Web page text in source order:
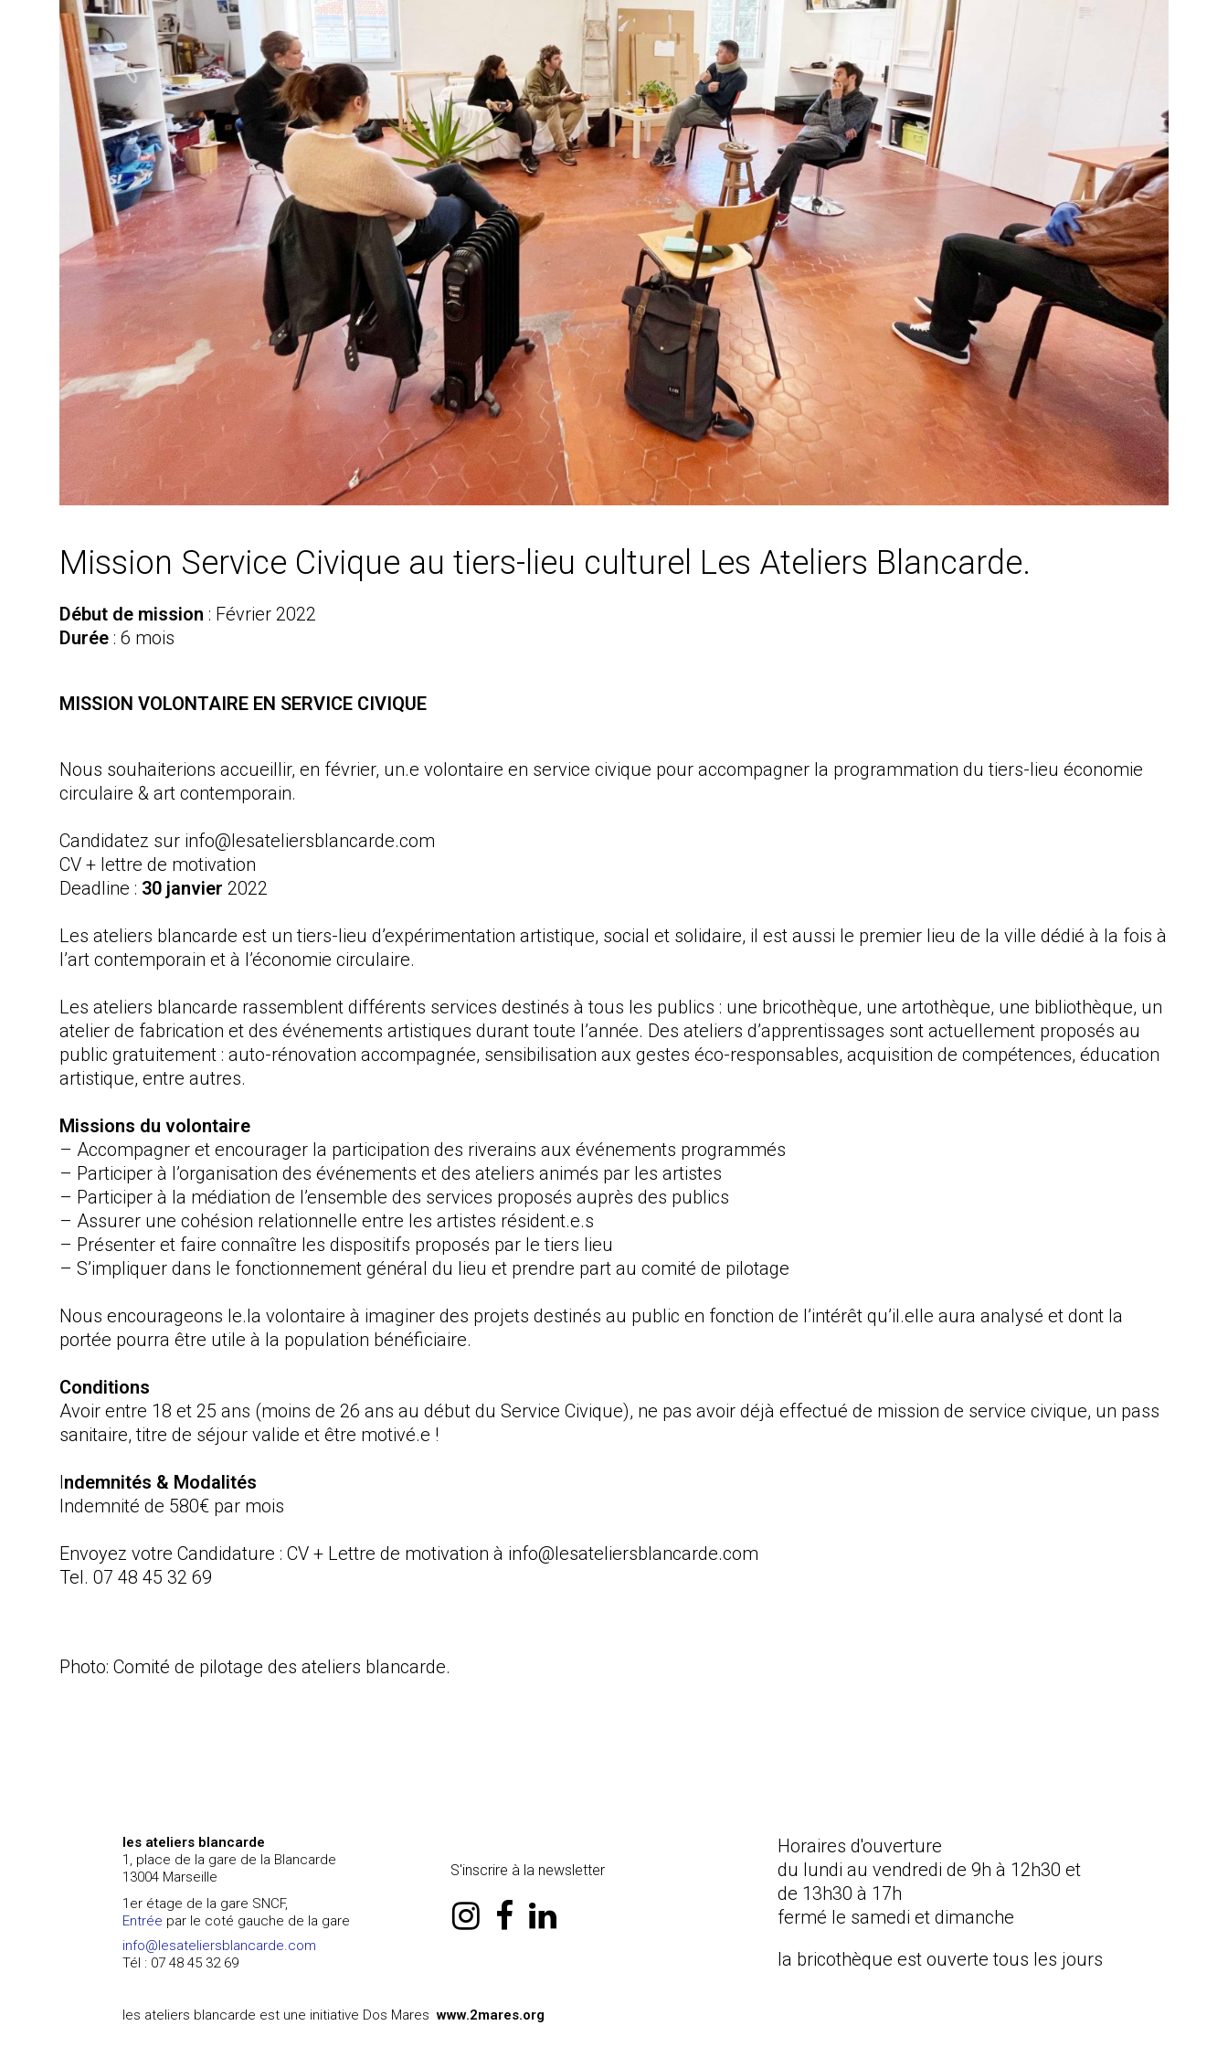
Mission Service Civique au tiers-lieu culturel Les Ateliers Blancarde.
Début de mission : Février 2022
Durée : 6 mois
MISSION VOLONTAIRE EN SERVICE CIVIQUE
Nous souhaiterions accueillir, en février, un.e volontaire en service civique pour accompagner la programmation du tiers-lieu économie
circulaire & art contemporain.
Candidatez sur info@lesateliersblancarde.com
CV + lettre de motivation
Deadline : 30 janvier 2022
Les ateliers blancarde est un tiers-lieu d’expérimentation artistique, social et solidaire, il est aussi le premier lieu de la ville dédié à la fois à
l’art contemporain et à l’économie circulaire.
Les ateliers blancarde rassemblent différents services destinés à tous les publics : une bricothèque, une artothèque, une bibliothèque, un
atelier de fabrication et des événements artistiques durant toute l’année. Des ateliers d’apprentissages sont actuellement proposés au
public gratuitement : auto-rénovation accompagnée, sensibilisation aux gestes éco-responsables, acquisition de compétences, éducation
artistique, entre autres.
Missions du volontaire
– Accompagner et encourager la participation des riverains aux événements programmés
– Participer à l’organisation des événements et des ateliers animés par les artistes
– Participer à la médiation de l’ensemble des services proposés auprès des publics
– Assurer une cohésion relationnelle entre les artistes résident.e.s
– Présenter et faire connaître les dispositifs proposés par le tiers lieu
– S’impliquer dans le fonctionnement général du lieu et prendre part au comité de pilotage
Nous encourageons le.la volontaire à imaginer des projets destinés au public en fonction de l’intérêt qu’il.elle aura analysé et dont la
portée pourra être utile à la population bénéficiaire.
Conditions
Avoir entre 18 et 25 ans (moins de 26 ans au début du Service Civique), ne pas avoir déjà effectué de mission de service civique, un pass
sanitaire, titre de séjour valide et être motivé.e !
ndemnités & Modalités
Indemnité de 580€ par mois
Envoyez votre Candidature : CV + Lettre de motivation à info@lesateliersblancarde.com
Tel. 07 48 45 32 69
Photo: Comité de pilotage des ateliers blancarde.
les ateliers blancarde
1, place de la gare de la Blancarde
13004 Marseille
1er étage de la gare SNCF,
Entrée par le coté gauche de la gare
info@lesateliersblancarde.com
Tél : 07 48 45 32 69
S'inscrire à la newsletter
instagram
facebook
linkedin
Horaires d'ouverture
du lundi au vendredi de 9h à 12h30 et
de 13h30 à 17h
fermé le samedi et dimanche
la bricothèque est ouverte tous les jours
les ateliers blancarde est une initiative Dos Mares www.2mares.org